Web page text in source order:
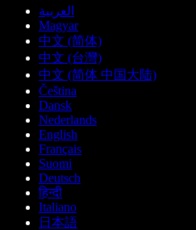
العربية
Magyar
中文 (简体)
中文 (台灣)
中文 (简体 中国大陆)
Čeština
Dansk
Nederlands
English
Français
Suomi
Deutsch
हिन्दी
Italiano
日本語